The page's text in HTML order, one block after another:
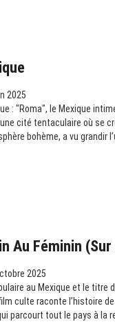
2025
: "Roma", le Mexique
cité tentaculaire où se
bohème, a vu grandir
Au Féminin
2025
au Mexique et le titre
culte raconte l’histoire
parcourt tout le pays à la